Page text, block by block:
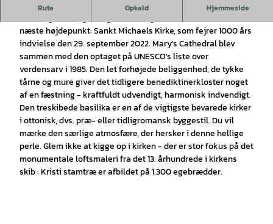
Rute Opkald Hjemmeside
1.000 års historie
næste højdepunkt: Sankt Michaels Kirke, som fejrer 1000 års
indvielse den 29. september 2022. Mary's Cathedral blev
sammen med den optaget på UNESCO's liste over
verdensarv i 1985. Den let forhøjede beliggenhed, de tykke
tårne og mure giver det tidligere benediktinerkloster noget
af en fæstning - kraftfuldt udvendigt, harmonisk indvendigt.
Den treskibede basilika er en af de vigtigste bevarede kirker
i ottonisk, dvs. præ- eller tidligromansk byggestil. Du vil
mærke den særlige atmosfære, der hersker i denne hellige
perle. Glem ikke at kigge op i kirken - der er stor fokus på det
monumentale loftsmaleri fra det 13. århundrede i kirkens
skib : Kristi stamtræ er afbildet på 1.300 egebrædder.